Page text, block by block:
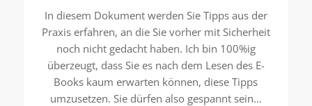
In diesem Dokument werden Sie Tipps aus der
Praxis erfahren, an die Sie vorher mit Sicherheit
noch nicht gedacht haben. Ich bin 100%ig
überzeugt, dass Sie es nach dem Lesen des E-
Books kaum erwarten können, diese Tipps
umzusetzen. Sie dürfen also gespannt sein…